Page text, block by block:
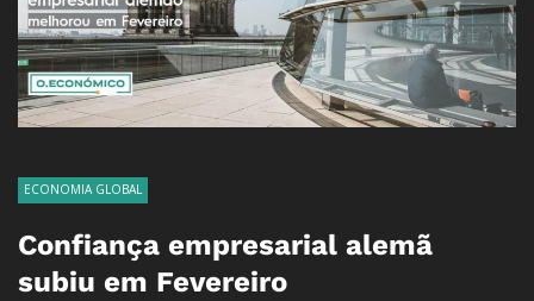
ECONOMIA GLOBAL
Confiança empresarial alemã
subiu em Fevereiro